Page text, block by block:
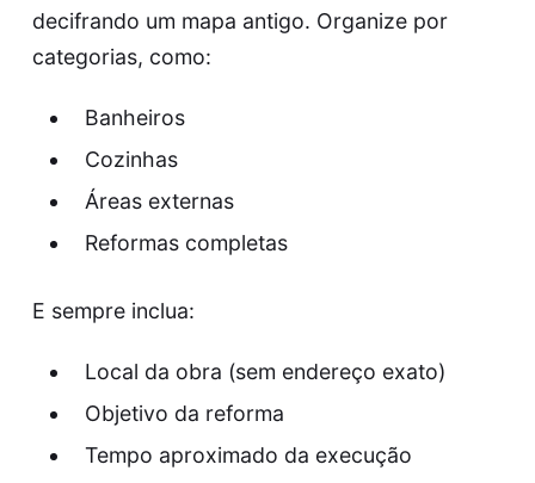
decifrando um mapa antigo. Organize por
categorias, como:
Banheiros
Cozinhas
Áreas externas
Reformas completas
E sempre inclua:
Local da obra (sem endereço exato)
Objetivo da reforma
Tempo aproximado da execução